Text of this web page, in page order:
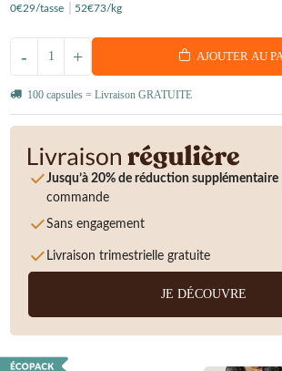
0€29/tasse 52€73/kg
+
- AJOUTER AU
100 capsules = Livraison GRATUITE
Jusqu’à 20% de réduction supplémentaire
commande
Sans engagement
Livraison trimestrielle gratuite
JE DÉCOUVRE